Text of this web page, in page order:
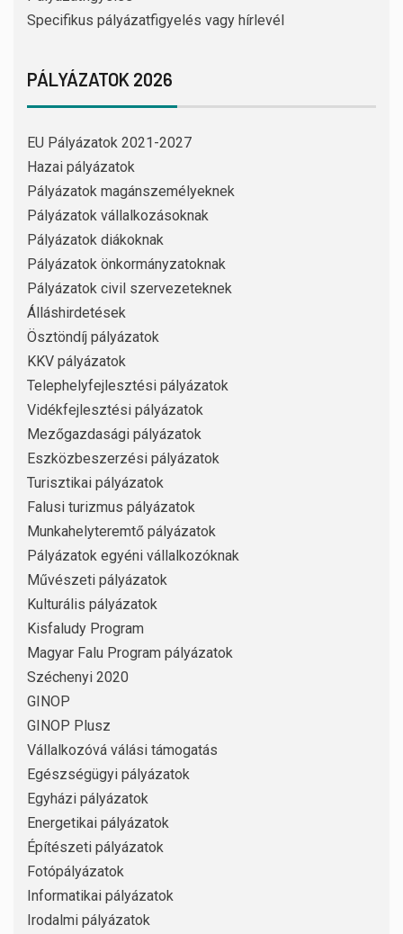
Specifikus pályázatfigyelés vagy hírlevél
PÁLYÁZATOK 2026
EU Pályázatok 2021-2027
Hazai pályázatok
Pályázatok magánszemélyeknek
Pályázatok vállalkozásoknak
Pályázatok diákoknak
Pályázatok önkormányzatoknak
Pályázatok civil szervezeteknek
Álláshirdetések
Ösztöndíj pályázatok
KKV pályázatok
Telephelyfejlesztési pályázatok
Vidékfejlesztési pályázatok
Mezőgazdasági pályázatok
Eszközbeszerzési pályázatok
Turisztikai pályázatok
Falusi turizmus pályázatok
Munkahelyteremtő pályázatok
Pályázatok egyéni vállalkozóknak
Művészeti pályázatok
Kulturális pályázatok
Kisfaludy Program
Magyar Falu Program pályázatok
Széchenyi 2020
GINOP
GINOP Plusz
Vállalkozóvá válási támogatás
Egészségügyi pályázatok
Egyházi pályázatok
Energetikai pályázatok
Építészeti pályázatok
Fotópályázatok
Informatikai pályázatok
Irodalmi pályázatok